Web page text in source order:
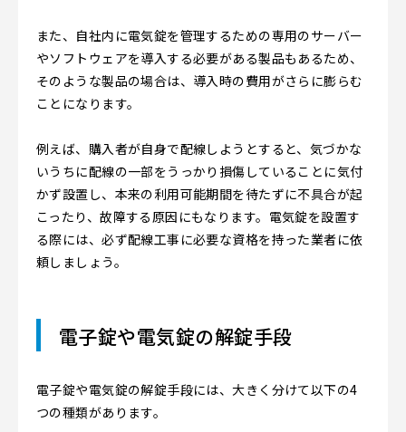
また、自社内に電気錠を管理するための専用のサーバー
やソフトウェアを導入する必要がある製品もあるため、
そのような製品の場合は、導入時の費用がさらに膨らむ
ことになります。
例えば、購入者が自身で配線しようとすると、気づかな
いうちに配線の一部をうっかり損傷していることに気付
かず設置し、本来の利用可能期間を待たずに不具合が起
こったり、故障する原因にもなります。電気錠を設置す
る際には、必ず配線工事に必要な資格を持った業者に依
頼しましょう。
電子錠や電気錠の解錠手段
電子錠や電気錠の解錠手段には、大きく分けて以下の4
つの種類があります。